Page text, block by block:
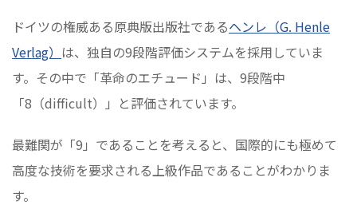
ドイツの権威ある原典版出版社であるヘンレ（G. Henle
Verlag） は、独自の9段階評価システムを採用していま
す。その中で「革命のエチュード」は、9段階中
「8（difficult）」と評価されています。
最難関が「9」であることを考えると、国際的にも極めて
高度な技術を要求される上級作品であることがわかりま
す。